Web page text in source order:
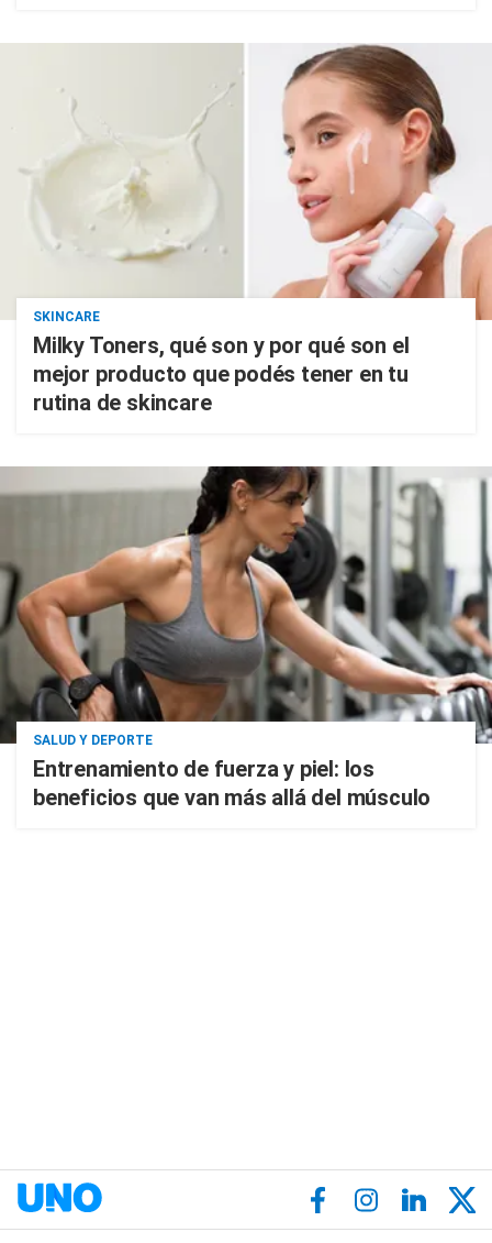
SKINCARE
Milky Toners, qué son y por qué son el
mejor producto que podés tener en tu
rutina de skincare
SALUD Y DEPORTE
Entrenamiento de fuerza y piel: los
beneficios que van más allá del músculo